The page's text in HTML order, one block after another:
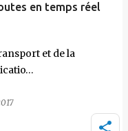
en temps réel
et de la